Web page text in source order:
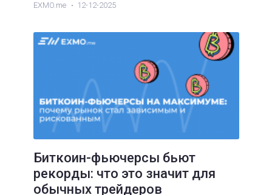
EXMO.me 12-12-2025
Биткоин-фьючерсы бьют
рекорды: что это значит для
обычных трейдеров